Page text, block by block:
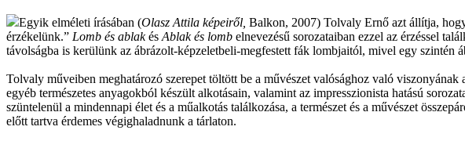
Egyik elméleti írásában (Olasz Attila képeiről Balkon, 2007) Tolvaly Ernő azt állítja,
érzékelünk.” Lomb és ablakés Ablak és lomb elnevezésű sorozataiban ezzel az érzéssel
távolságba is kerülünk az ábrázolt-képzeletbeli-megfestett fák lombjaitól, mivel egy szintén
Tolvaly műveiben meghatározó szerepet töltött be a művészet valósághoz való
egyéb természetes anyagokból készült alkotásain, valamint az impresszionista hatású
szüntelenül a mindennapi élet és a műalkotás találkozása, a természet és a művészet
előtt tartva érdemes végighaladnunk a tárlaton.